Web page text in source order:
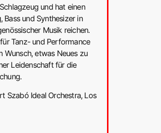
und hat einen
Bass und Synthesizer in
Musik reichen.
Tanz- und Performance
Wunsch, etwas Neues zu
Leidenschaft für die
Szabó Ideal Orchestra, Los